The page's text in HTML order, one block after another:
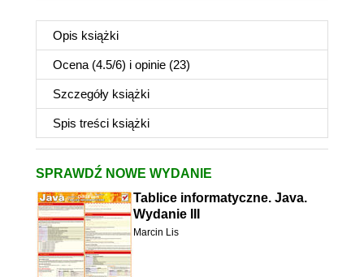
Opis książki
Ocena (4.5/6) i opinie (23)
Szczegóły książki
Spis treści książki
SPRAWDŹ NOWE WYDANIE
Tablice informatyczne. Java.
Wydanie III
Marcin Lis